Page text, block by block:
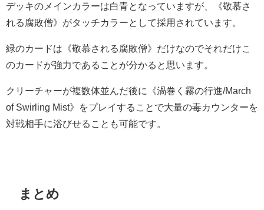
デッキのメインカラーは白青となっていますが、《敬慕さ
れる腐敗僧》がタッチカラーとして採用されています。
緑のカードは《敬慕される腐敗僧》だけなのでそれだけこ
のカードが強力であることが分かると思います。
クリーチャーが複数体並んだ後に《渦巻く霧の行進/March
of Swirling Mist》をプレイすることで大量の毒カウンターを
対戦相手に浴びせることも可能です。
まとめ